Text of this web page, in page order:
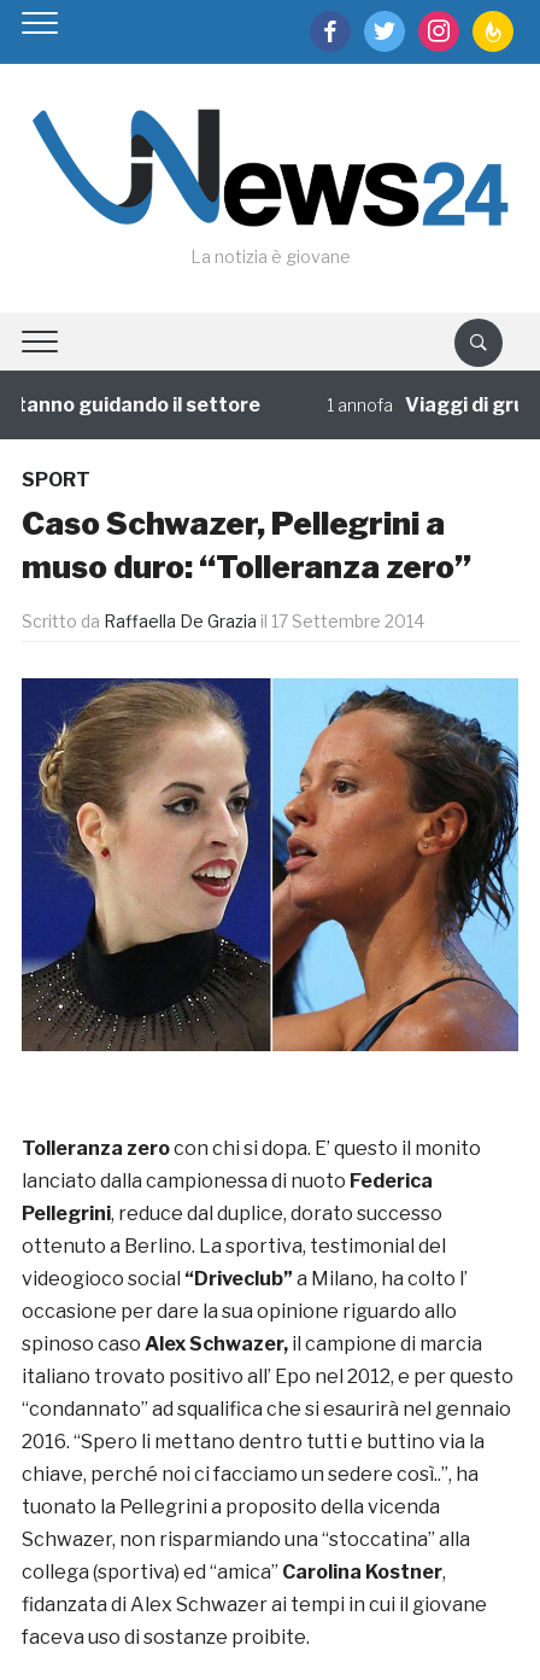
facebooktwitter instagram
La notizia è giovane
guidando il settore 1 annofa Viaggi di gruppo:
SPORT
Caso Schwazer, Pellegrini a
muso duro: “Tolleranza zero”
Scritto da Raffaella De Grazia il 17 Settembre 2014
Tolleranza zerocon chi si dopa. E’ questo il monito
lanciato dalla campionessa di nuoto Federica
Pellegrini, reduce dal duplice, dorato successo
ottenuto a Berlino. La sportiva, testimonial del
videogioco social “Driveclub” a Milano, ha colto l’
occasione per dare la sua opinione riguardo allo
spinoso caso Alex Schwazer,il campione di marcia
italiano trovato positivo all’ Epo nel 2012, e per questo
“condannato” ad squalifica che si esaurirà nel gennaio
2016. “Spero li mettano dentro tutti e buttino via la
chiave, perché noi ci facciamo un sedere così..”, ha
tuonato la Pellegrini a proposito della vicenda
Schwazer, non risparmiando una “stoccatina” alla
collega (sportiva) ed “amica” Carolina Kostner,
fidanzata di Alex Schwazer ai tempi in cui il giovane
faceva uso di sostanze proibite.